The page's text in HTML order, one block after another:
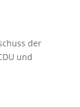
der
und